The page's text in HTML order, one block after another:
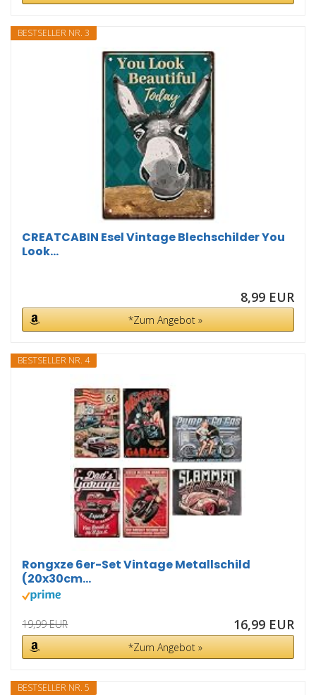
BESTSELLER NR. 3
CREATCABIN Esel Vintage Blechschilder You
Look...
8,99 EUR
*Zum Angebot »
BESTSELLER NR. 4
Rongxze 6er-Set Vintage Metallschild
(20x30cm...
19,99 EUR 16,99 EUR
*Zum Angebot »
BESTSELLER NR. 5